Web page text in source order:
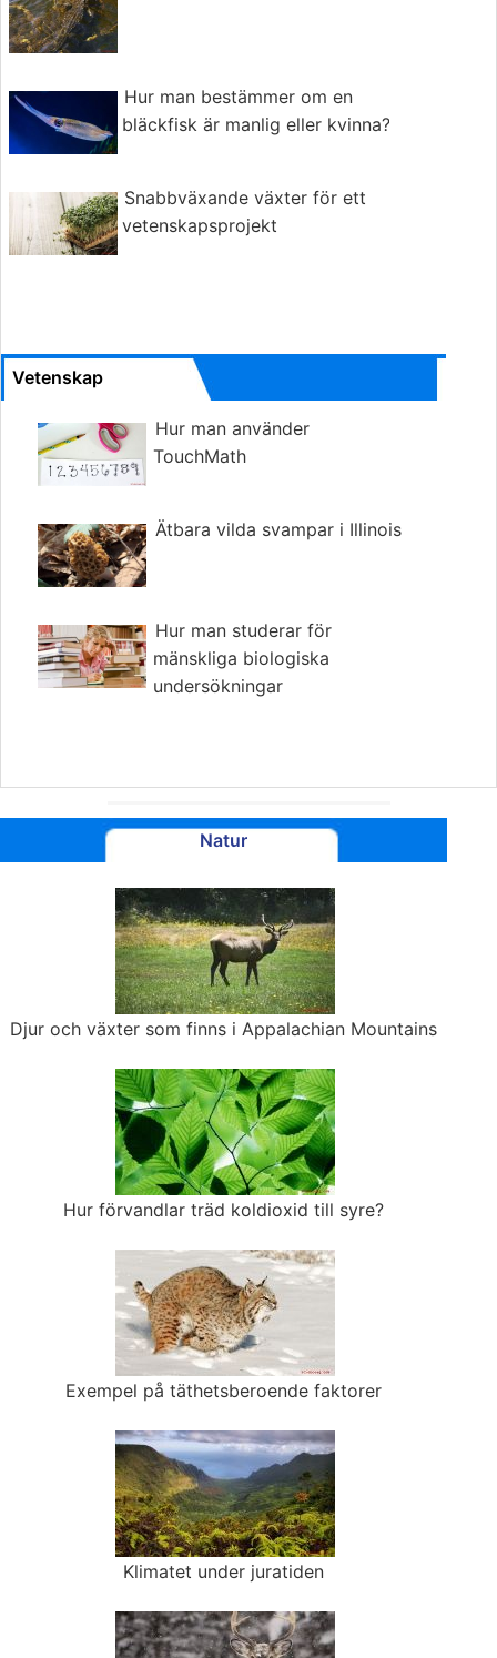
Hur man bestämmer om en
bläckfisk är manlig eller kvinna?
Snabbväxande växter för ett
vetenskapsprojekt
Vetenskap
Hur man använder
TouchMath
Ätbara vilda svampar i Illinois
Hur man studerar för
mänskliga biologiska
undersökningar
Natur
Djur och växter som finns i Appalachian Mountains
Hur förvandlar träd koldioxid till syre?
Exempel på täthetsberoende faktorer
Klimatet under juratiden